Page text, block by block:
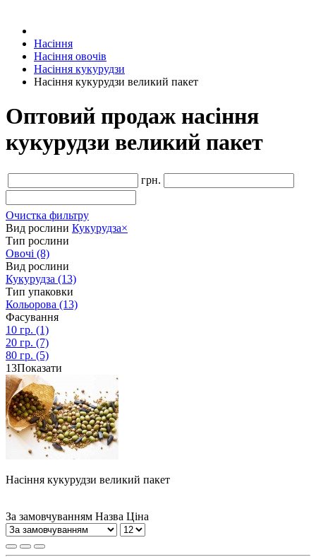
Насіння
Насіння овочів
Насіння кукурудзи
Насіння кукурудзи великий пакет
Оптовий продаж насіння
кукурудзи великий пакет
грн.
Очистка фильтру
Вид рослини Кукурудза×
Тип рослини
Овочі (8)
Вид рослини
Кукурудза (13)
Тип упаковки
Кольорова (13)
Фасування
10 гр. (1)
20 гр. (7)
80 гр. (5)
13Показати
Насіння кукурудзи великий пакет
За замовчуванням Назва Ціна